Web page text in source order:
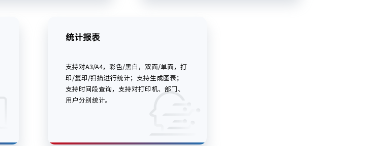
统计报表
支持对A3/A4，彩色/黑白，双面/单面，打
印/复印/扫描进行统计；支持生成图表；
支持时间段查询，支持对打印机、部门、
用户分别统计。